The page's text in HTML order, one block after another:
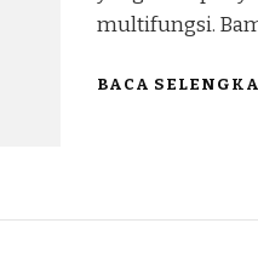
multifungsi.
BACA